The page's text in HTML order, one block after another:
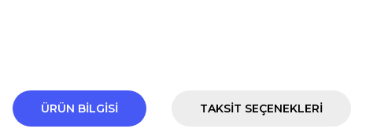
ÜRÜN BILGISI TAKSIT SEÇENEKLERI